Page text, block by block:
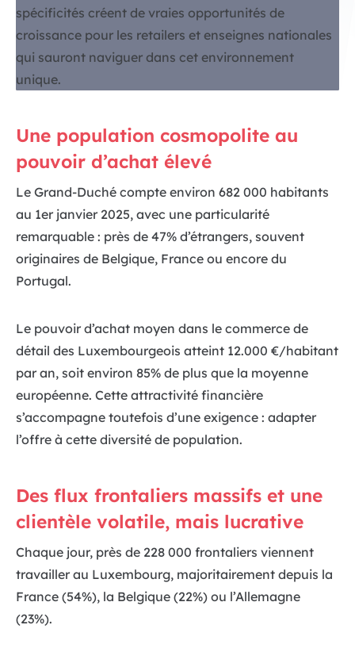
spécificités créent de vraies opportunités de
croissance pour les retailers et enseignes nationales
qui sauront naviguer dans cet environnement
unique.
Une population cosmopolite au
pouvoir d’achat élevé
Le Grand-Duché compte environ 682 000 habitants
au 1er janvier 2025, avec une particularité
remarquable : près de 47% d’étrangers, souvent
originaires de Belgique, France ou encore du
Portugal.
Le pouvoir d’achat moyen dans le commerce de
détail des Luxembourgeois atteint 12.000 €/habitant
par an, soit environ 85% de plus que la moyenne
européenne. Cette attractivité financière
s’accompagne toutefois d’une exigence : adapter
l’offre à cette diversité de population.
Des flux frontaliers massifs et une
clientèle volatile, mais lucrative
Chaque jour, près de 228 000 frontaliers viennent
travailler au Luxembourg, majoritairement depuis la
France (54%), la Belgique (22%) ou l’Allemagne
(23%).